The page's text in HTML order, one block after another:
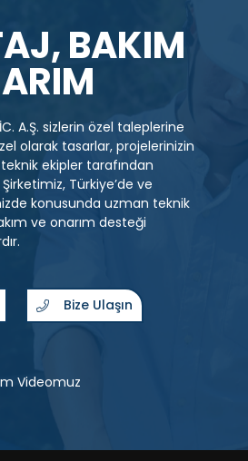
BAKIM
A.Ş. sizlerin özel taleplerine
olarak tasarlar, projelerinizin
ekipler tarafından
Türkiye’de ve
konusunda uzman teknik
ve onarım desteği
Bize Ulaşın
Videomuz